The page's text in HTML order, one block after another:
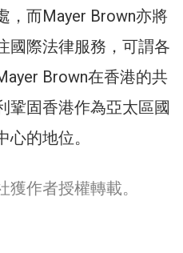
，而Mayer Brown亦將
國際法律服務，可謂各
Brown在香港的共
鞏固香港作為亞太區國
的地位。
獲作者授權轉載。